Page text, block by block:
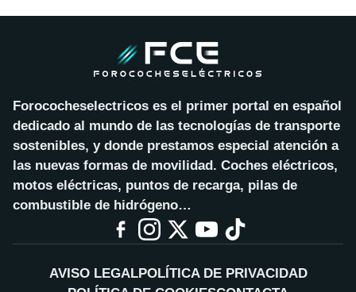
Forococheselectricos es el primer portal en español
dedicado al mundo de las tecnologías de transporte
sostenibles, y donde prestamos especial atención a
las nuevas formas de movilidad. Coches eléctricos,
motos eléctricas, puntos de recarga, pilas de
combustible de hidrógeno…
AVISO LEGALPOLÍTICA DE PRIVACIDAD